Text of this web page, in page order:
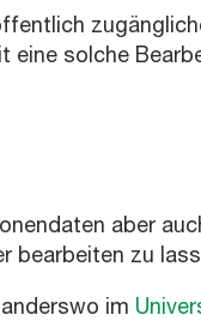
solche
aber
bearbeiten zu
im